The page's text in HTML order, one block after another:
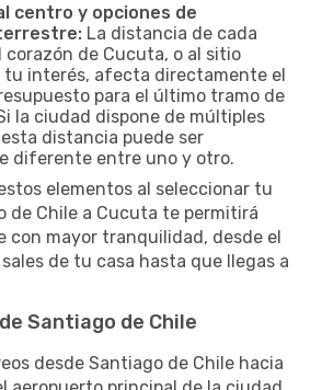
centro y opciones de
La distancia de cada
corazón de Cucuta, o al sitio
tu interés, afecta directamente el
para el último tramo de
la ciudad dispone de múltiples
distancia puede ser
diferente entre uno y otro.
elementos al seleccionar tu
de Chile a Cucuta te permitirá
con mayor tranquilidad, desde el
de tu casa hasta que llegas a
Santiago de Chile
desde Santiago de Chile hacia